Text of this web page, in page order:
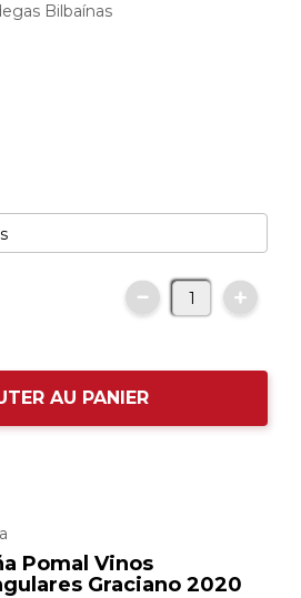
Bilbaínas
AU PANIER
Pomal Vinos
Graciano 2020